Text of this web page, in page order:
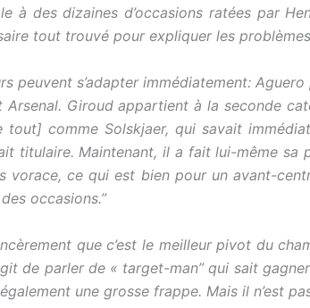
à des dizaines d’occasions ratées par
tout trouvé pour expliquer les problèmes
peuvent s’adapter immédiatement:
Arsenal. Giroud appartient à la seconde
tout] comme Solskjaer, qui savait
titulaire. Maintenant, il a fait lui-même
vorace, ce qui est bien pour un avant-
occasions.”
que c’est le meilleur pivot du
de parler de « target-man” qui sait
une grosse frappe. Mais il n’est